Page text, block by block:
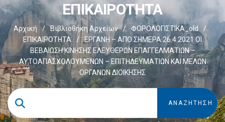
ΕΠΙΚΑΙΡΟΤΗΤΑ
Αρχική / Βιβλιοθήκη Αρχείων / ΦΟΡΟΛΟΓΙΣΤΙΚΑ_old
/
ΕΠΙΚΑΙΡΟΤΗΤΑ
/
ΕΡΓΑΝΗ – ΑΠΟ ΣΗΜΕΡΑ 26.4.2021 ΟΙ
ΒΕΒΑΙΩΣΗ ΚΙΝΗΣΗΣ ΕΛΕΥΘΕΡΩΝ ΕΠΑΓΓΕΛΜΑΤΙΩΝ –
ΑΥΤΟΑΠΑΣΧΟΛΟΥΜΕΝΩΝ – ΕΠΙΤΗΔΕΥΜΑΤΙΩΝ ΚΑΙ ΜΕΛΩΝ
ΟΡΓΑΝΩΝ ΔΙΟΙΚΗΣΗΣ